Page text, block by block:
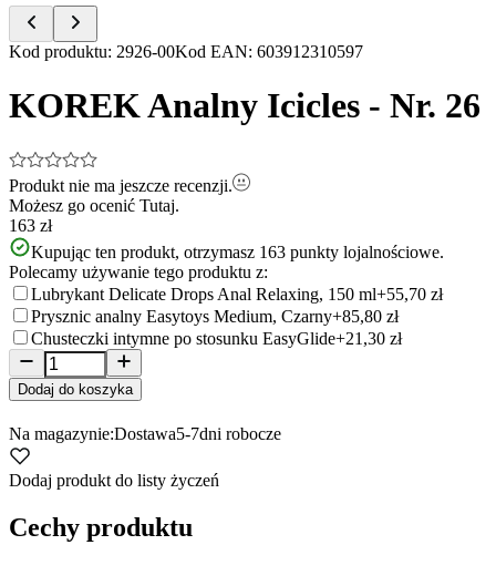
Item
of
Kod produktu: 2926-00Kod EAN: 603912310597
KOREK Analny Icicles - Nr. 26
Produkt nie ma jeszcze recenzji.
Możesz go ocenić Tutaj.
163 zł
Kupując ten produkt, otrzymasz 163 punkty lojalnościowe.
Polecamy używanie tego produktu z:
Lubrykant Delicate Drops Anal Relaxing, 150 ml+55,70 zł
Prysznic analny Easytoys Medium, Czarny+85,80 zł
Chusteczki intymne po stosunku EasyGlide+21,30 zł
Dodaj do koszyka
Na magazynie:Dostawa5-7dni robocze
Dodaj produkt do listy życzeń
Cechy produktu